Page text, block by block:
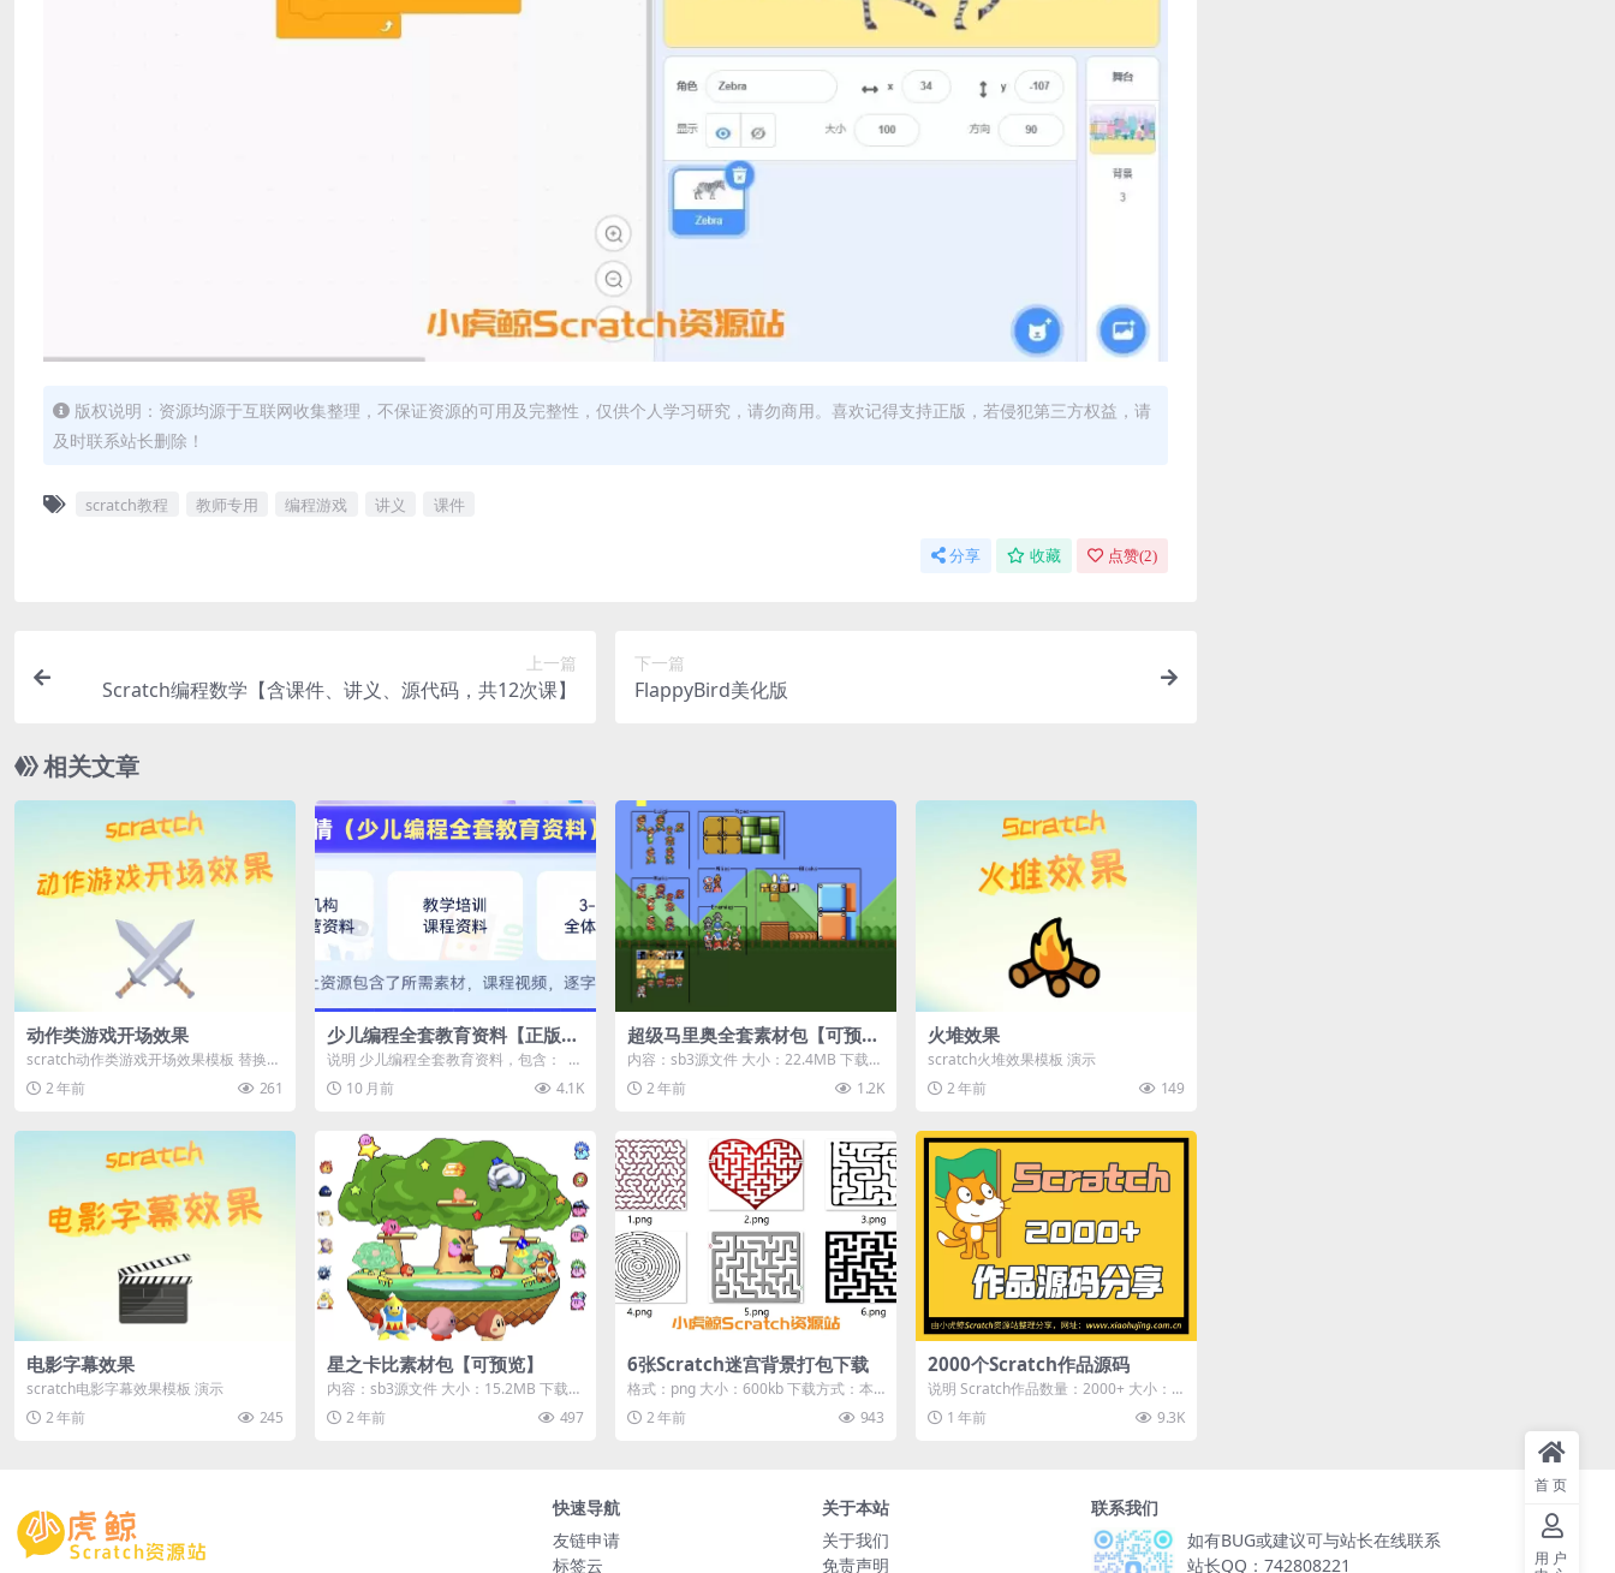
版权说明：资源均源于互联网收集整理，不保证资源的可用及完整性，仅供个人学习研究，请勿商用。喜欢记得支持正版，若侵犯第三方权益，请
及时联系站长删除！
scratch教程 教师专用 编程游戏 讲义 课件
分享 收藏 点赞(2)
上一篇
Scratch编程数学【含课件、讲义、源代码，共12次课】
下一篇
FlappyBird美化版
相关文章
动作类游戏开场效果
scratch动作类游戏开场效果模板 替换素
材以符合作品主题 演示
2 年前 261
少儿编程全套教育资料【正版授
权】
说明 少儿编程全套教育资料，包含： 教
培机构全套运营资料 教学培训课程资料
... 10 月前 4.1K
超级马里奥全套素材包【可预
览】
内容：sb3源文件 大小：22.4MB 下载方
式：本地下载 游客购买后无需登录即...
2 年前 1.2K
火堆效果
scratch火堆效果模板 演示
2 年前
149
电影字幕效果
scratch电影字幕效果模板 演示
2 年前
245
星之卡比素材包【可预览】
内容：sb3源文件 大小：15.2MB 下载方
式：本地下载 游客购买后无需登录即...
2 年前 497
6张Scratch迷宫背景打包下载
格式：png 大小：600kb 下载方式：本
地高速下载 游客购买后无需登录即可
直...2 年前 943
2000个Scratch作品源码
说明 Scratch作品数量：2000+ 大小：5
GB 下载方式：百度网盘 游客...
1 年前 9.3K
快速导航
友链申请
标签云
关于本站
关于我们
免责声明
联系我们
如有BUG或建议可与站长在线联系
站长QQ：742808221
首页
用户